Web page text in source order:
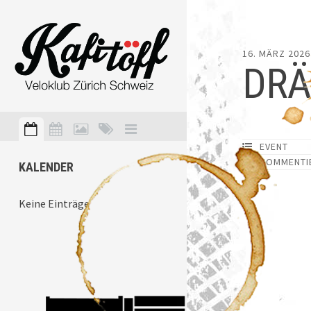
KALENDER
Keine Einträge
16. MÄRZ 2026
EVENT